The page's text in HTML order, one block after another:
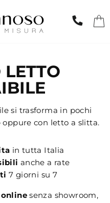
si trasforma in pochi
oppure con letto a slitta.
in tutta Italia
anche a rate
7 giorni su 7
senza showroom,